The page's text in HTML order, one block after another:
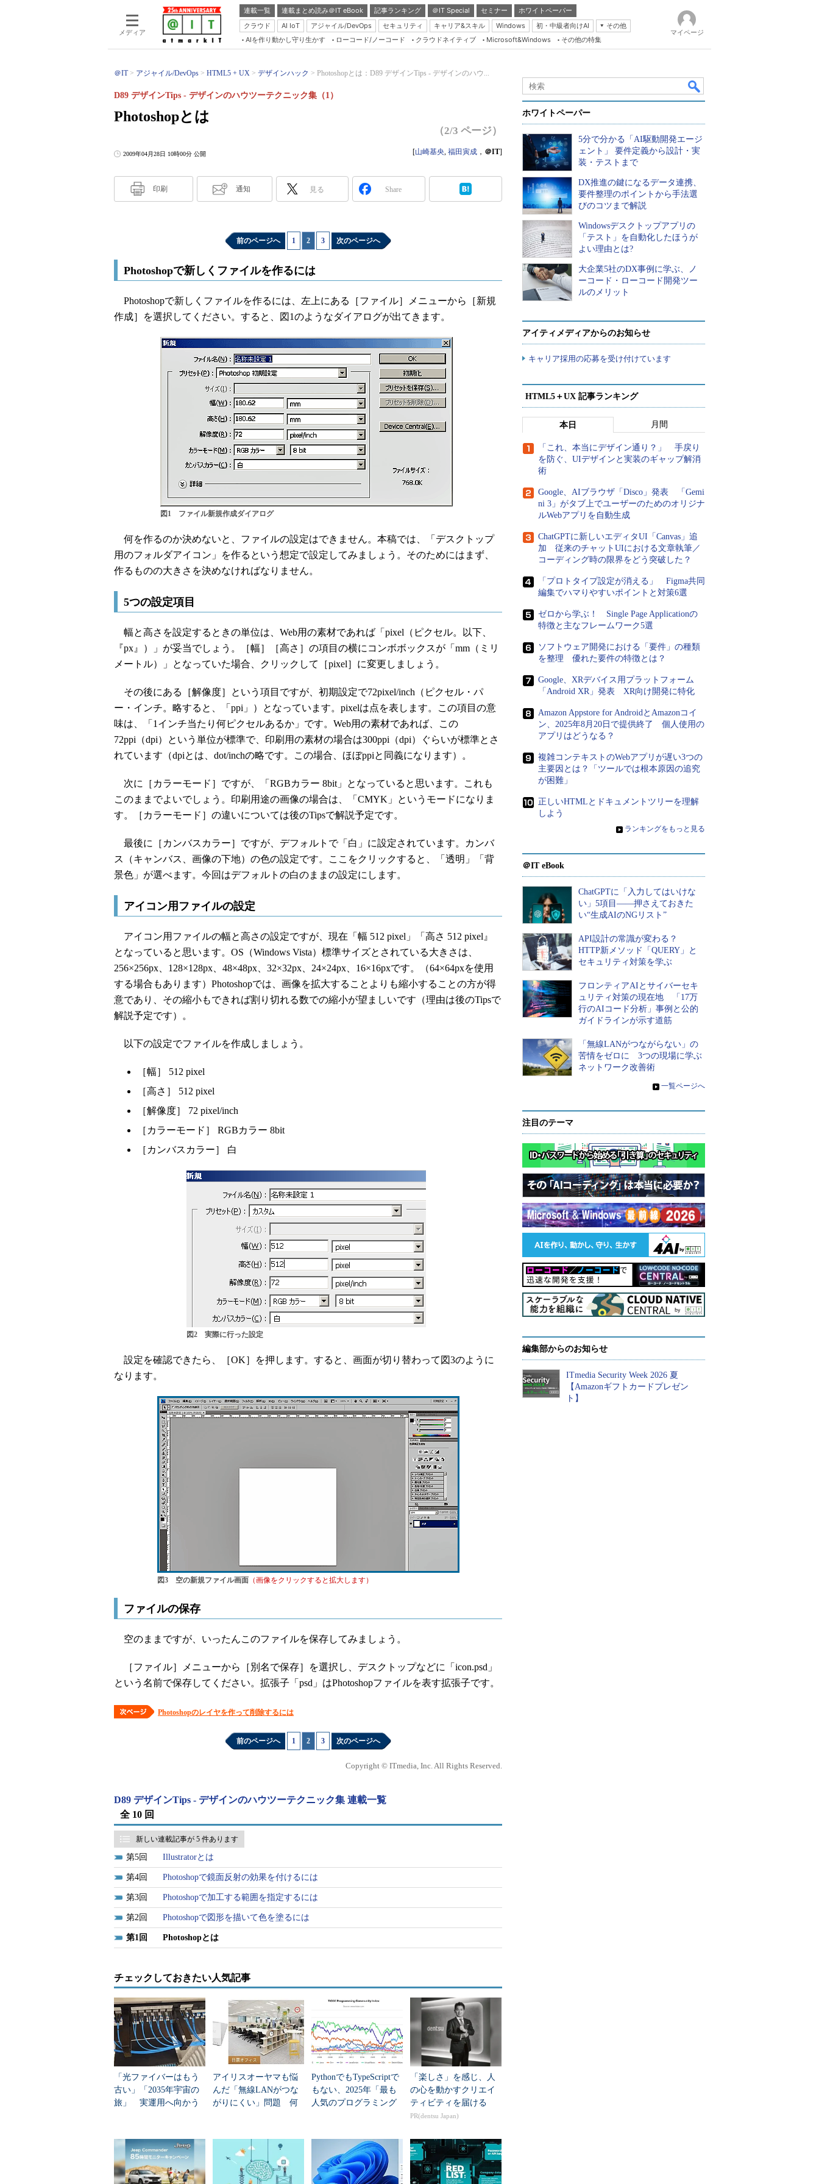
メディア
連載一覧 連載まとめ読み＠IT eBook 記事ランキング ＠IT Special セミナー
ホワイトペーパー
クラウド
AI IoT アジャイル/DevOps セキュリティ キャリア&スキル Windows 初・中級者向けAI
その他
Server & Storage
Database Expert
Master of IP Network
Security & Trust
AIを作り動かし守り生かす ローコード/ノーコード クラウドネイティブ Microsoft&Windows その他の特集
マイページ
＠IT アジャイル/DevOps HTML5 + UX デザインハック Photoshopとは：D89 デザインTips - デザインのハウ...
Photoshopとは
D89 デザインTips - デザインのハウツーテクニック集（1）
（2/3 ページ）
2009年04月28日 10時00分 公開 [山崎基央, 福田寅成 ， ＠IT]
印刷 通知 見る Share
前のページへ 1 2 3 次のページへ
Photoshopで新しくファイルを作るには
Photoshopで新しくファイルを作るには、左上にある［ファイル］メニューから［新規
作成］を選択してください。すると、図1のようなダイアログが出てきます。
図1 ファイル新規作成ダイアログ
何を作るのか決めないと、ファイルの設定はできません。本稿では、「デスクトップ
用のフォルダアイコン」を作るという想定で設定してみましょう。そのためにはまず、
作るものの大きさを決めなければなりません。
5つの設定項目
幅と高さを設定するときの単位は、Web用の素材であれば「pixel（ピクセル。以下、
『px』）」が妥当でしょう。［幅］［高さ］の項目の横にコンボボックスが「mm（ミリ
メートル）」となっていた場合、クリックして［pixel］に変更しましょう。
その後にある［解像度］という項目ですが、初期設定で72pixel/inch（ピクセル・パ
ー・インチ。略すると、「ppi」）となっています。pixelは点を表します。この項目の意
味は、「1インチ当たり何ピクセルあるか」です。Web用の素材であれば、この
72ppi（dpi）という単位が標準で、印刷用の素材の場合は300ppi（dpi）ぐらいが標準とさ
れています（dpiとは、dot/inchの略です。この場合、ほぼppiと同義になります）。
次に［カラーモード］ですが、「RGBカラー 8bit」となっていると思います。これも
このままでよいでしょう。印刷用途の画像の場合は、「CMYK」というモードになりま
す。［カラーモード］の違いについては後のTipsで解説予定です。
最後に［カンバスカラー］ですが、デフォルトで「白」に設定されています。カンバ
ス（キャンバス、画像の下地）の色の設定です。ここをクリックすると、「透明」「背
景色」が選べます。今回はデフォルトの白のままの設定にします。
アイコン用ファイルの設定
アイコン用ファイルの幅と高さの設定ですが、現在「幅 512 pixel」「高さ 512 pixel』
となっていると思います。OS（Windows Vista）標準サイズとされている大きさは、
256×256px、128×128px、48×48px、32×32px、24×24px、16×16pxです。（64×64pxを使用
する場合もあります）Photoshopでは、画像を拡大することよりも縮小することの方が得
意であり、その縮小もできれば割り切れる数での縮小が望ましいです（理由は後のTipsで
解説予定です）。
以下の設定でファイルを作成しましょう。
［幅］ 512 pixel
［高さ］ 512 pixel
［解像度］ 72 pixel/inch
［カラーモード］ RGBカラー 8bit
［カンバスカラー］ 白
図2 実際に行った設定
設定を確認できたら、［OK］を押します。すると、画面が切り替わって図3のように
なります。
図3 空の新規ファイル画面（画像をクリックすると拡大します）
ファイルの保存
空のままですが、いったんこのファイルを保存してみましょう。
［ファイル］メニューから［別名で保存］を選択し、デスクトップなどに「icon.psd」
という名前で保存してください。拡張子「psd」はPhotoshopファイルを表す拡張子です。
Photoshopのレイヤを作って削除するには
前のページへ 1 2 3 次のページへ
Copyright © ITmedia, Inc. All Rights Reserved.
D89 デザインTips - デザインのハウツーテクニック集 連載一覧
全 10 回
新しい連載記事が 5 件あります
5 Illustratorとは
4 Photoshopで鏡面反射の効果を付けるには
3 Photoshopで加工する範囲を指定するには
2 Photoshopで図形を描いて色を塗るには
1 Photoshopとは
チェックしておきたい人気記事
「光ファイバーはもう
古い」「2035年宇宙の
旅」 実運用へ向かう
アイリスオーヤマも悩
んだ「無線LANがつな
がりにくい」問題 何
PythonでもTypeScriptで
もない、2025年「最も
人気のプログラミング
「楽しさ」を感じ、人
の心を動かすクリエイ
ティビティを届ける
PR(dentsu Japan)
ホワイトペーパー
5分で分かる「AI駆動開発エージ
ェント」 要件定義から設計・実
装・テストまで
DX推進の鍵になるデータ連携、
要件整理のポイントから手法選
びのコツまで解説
Windowsデスクトップアプリの
「テスト」を自動化したほうが
よい理由とは?
大企業5社のDX事例に学ぶ、ノ
ーコード・ローコード開発ツー
ルのメリット
アイティメディアからのお知らせ
キャリア採用の応募を受け付けています
HTML5＋UX 記事ランキング
本日 月間
「これ、本当にデザイン通り？」 手戻り
を防ぐ、UIデザインと実装のギャップ解消
術
Google、AIブラウザ「Disco」発表 「Gemi
ni 3」がタブ上でユーザーのためのオリジナ
ルWebアプリを自動生成
ChatGPTに新しいエディタUI「Canvas」追
加 従来のチャットUIにおける文章執筆／
コーディング時の限界をどう突破した？
「プロトタイプ設定が消える」 Figma共同
編集でハマりやすいポイントと対策6選
ゼロから学ぶ！ Single Page Applicationの
特徴と主なフレームワーク5選
ソフトウェア開発における「要件」の種類
を整理 優れた要件の特徴とは？
Google、XRデバイス用プラットフォーム
「Android XR」発表 XR向け開発に特化
Amazon Appstore for AndroidとAmazonコイ
ン、2025年8月20日で提供終了 個人使用の
アプリはどうなる？
複雑コンテキストのWebアプリが遅い3つの
主要因とは？「ツールでは根本原因の追究
が困難」
正しいHTMLとドキュメントツリーを理解
しよう
» ランキングをもっと見る
＠IT eBook
ChatGPTに「入力してはいけな
い」5項目――押さえておきた
い“生成AIのNGリスト”
API設計の常識が変わる？
HTTP新メソッド「QUERY」と
セキュリティ対策を学ぶ
フロンティアAIとサイバーセキ
ュリティ対策の現在地 「17万
行のAIコード分析」事例と公的
ガイドラインが示す道筋
「無線LANがつながらない」の
苦情をゼロに 3つの現場に学ぶ
ネットワーク改善術
» 一覧ページへ
注目のテーマ
編集部からのお知らせ
ITmedia Security Week 2026 夏
【Amazonギフトカードプレゼン
ト】